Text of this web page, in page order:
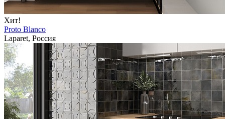
Хит!
Proto Blanco
Laparet, Россия